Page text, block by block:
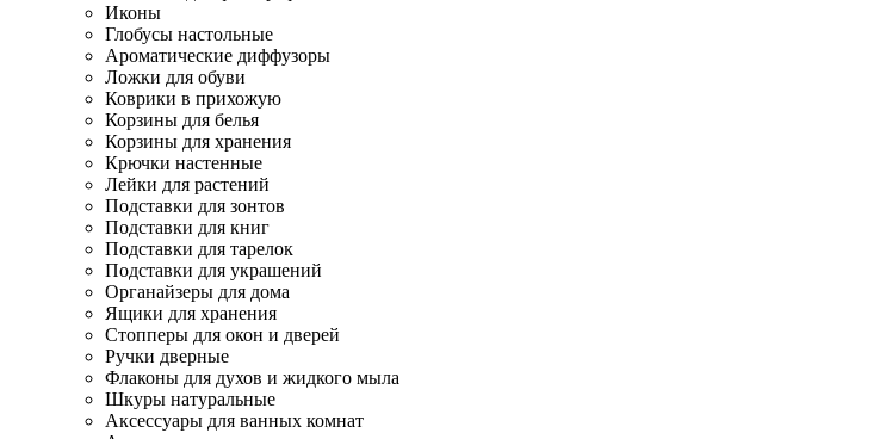
Иконы
Глобусы настольные
Ароматические диффузоры
Ложки для обуви
Коврики в прихожую
Корзины для белья
Корзины для хранения
Крючки настенные
Лейки для растений
Подставки для зонтов
Подставки для книг
Подставки для тарелок
Подставки для украшений
Органайзеры для дома
Ящики для хранения
Стопперы для окон и дверей
Ручки дверные
Флаконы для духов и жидкого мыла
Шкуры натуральные
Аксессуары для ванных комнат